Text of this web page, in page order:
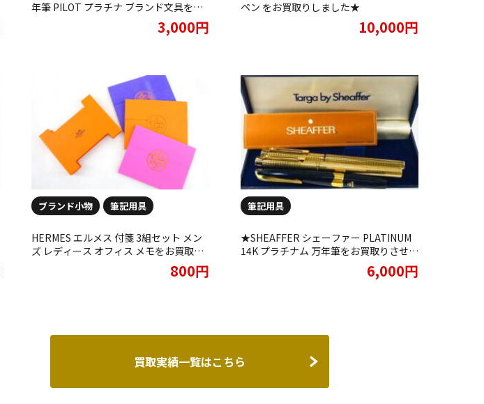
年筆 PILOT プラチナ ブランド文具をお
3,000円
ペン をお買取りしました★
10,000円
ブランド小物 筆記用具
HERMES エルメス 付箋 3組セット メン
ズ レディース オフィス メモをお買取り
800円
筆記用具
★SHEAFFER シェーファー PLATINUM
14K プラチナム 万年筆をお買取りさせて
6,000円
買取実績一覧はこちら